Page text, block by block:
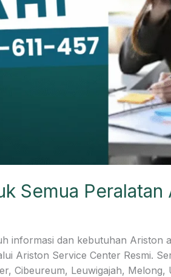
Semua Peralatan
informasi dan kebutuhan Ariston
Ariston Service Center Resmi.
Cibeureum, Leuwigajah,